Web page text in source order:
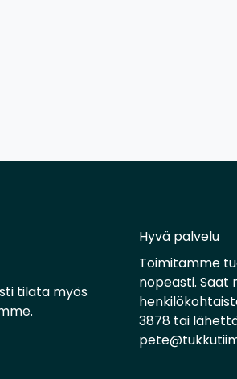
tilata myös
Hyvä palvelu
Toimitamme
nopeasti. Saat
3878 tai